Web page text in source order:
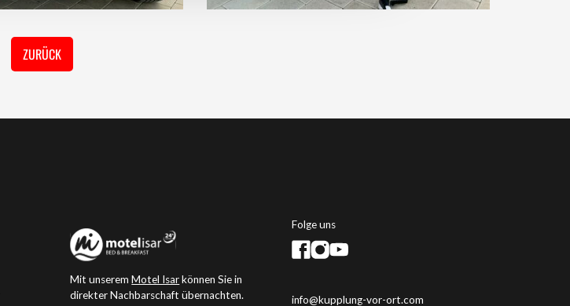
ZURÜCK
Mit unseremMotel Isarkönnen Sie in
direkter Nachbarschaft übernachten.
Folge uns
info@kupplung-vor-ort.com